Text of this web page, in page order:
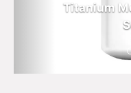
Titanium